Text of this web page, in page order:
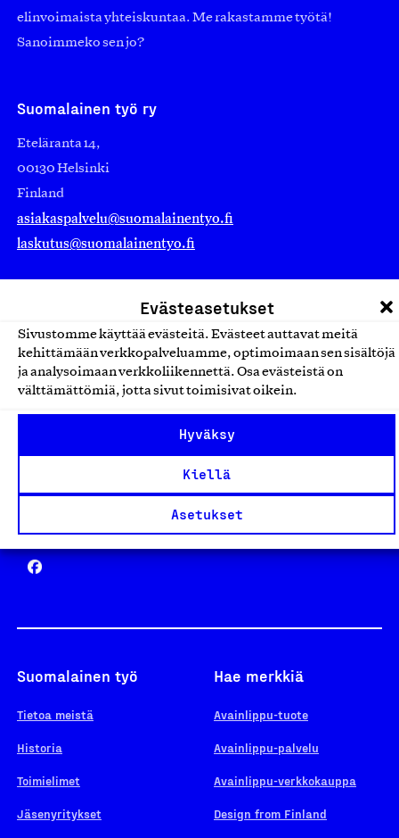
Evästeasetukset
Sivustomme käyttää evästeitä. Evästeet auttavat meitä
kehittämään verkkopalveluamme, optimoimaan sen sisältöjä
ja analysoimaan verkkoliikennettä. Osa evästeistä on
välttämättömiä, jotta sivut toimisivat oikein.
Hyväksy
Kiellä
Asetukset
elinvoimaista yhteiskuntaa. Me rakastamme työtä!
Sanoimmeko sen jo?
Suomalainen työ ry
Eteläranta 14,
00130 Helsinki
Finland
asiakaspalvelu@suomalainentyo.fi
laskutus@suomalainentyo.fi
Avainlippu
Yhteiskunnallinen Yritys -merkki
Suomalainen työ
Tietoa meistä
Historia
Toimielimet
Jäsenyritykset
Hae merkkiä
Avainlippu-tuote
Avainlippu-palvelu
Avainlippu-verkkokauppa
Design from Finland